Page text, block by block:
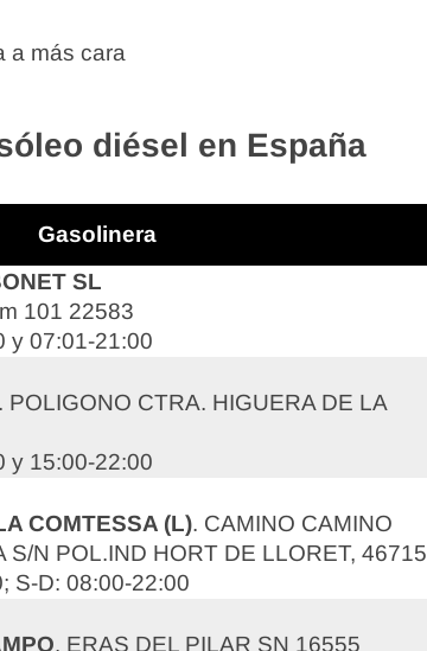
a más cara
diésel en España
Gasolinera
SL
101 22583
y 07:01-21:00
. POLIGONO CTRA. HIGUERA DE LA
y 15:00-22:00
COMTESSA (L). CAMINO CAMINO
S/N POL.IND HORT DE LLORET, 46715
S-D: 08:00-22:00
. ERAS DEL PILAR SN 16555